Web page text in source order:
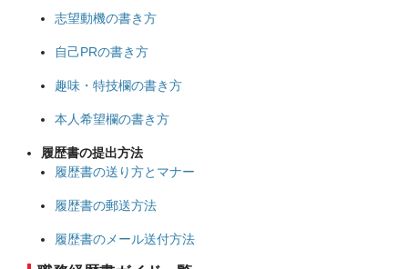
志望動機の書き方
自己PRの書き方
趣味・特技欄の書き方
本人希望欄の書き方
履歴書の提出方法
履歴書の送り方とマナー
履歴書の郵送方法
履歴書のメール送付方法